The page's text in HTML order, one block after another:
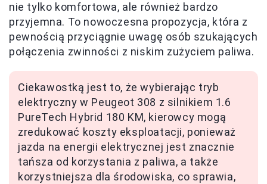
nie tylko komfortowa, ale również bardzo
przyjemna. To nowoczesna propozycja, która z
pewnością przyciągnie uwagę osób szukających
połączenia zwinności z niskim zużyciem paliwa.
Ciekawostką jest to, że wybierając tryb
elektryczny w Peugeot 308 z silnikiem 1.6
PureTech Hybrid 180 KM, kierowcy mogą
zredukować koszty eksploatacji, ponieważ
jazda na energii elektrycznej jest znacznie
tańsza od korzystania z paliwa, a także
korzystniejsza dla środowiska, co sprawia,